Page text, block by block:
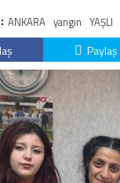
ANKARA yangın YAŞLI
Paylaş